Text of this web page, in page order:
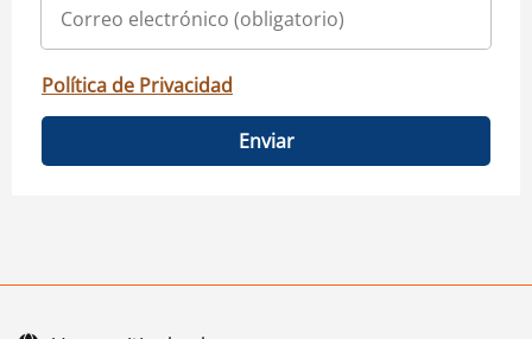
Política de Privacidad
Enviar